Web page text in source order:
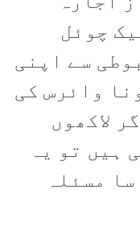
چوئل
سے اپنی
وائرس کی
لاکھوں
ہیں تو یہ
مسئلہ